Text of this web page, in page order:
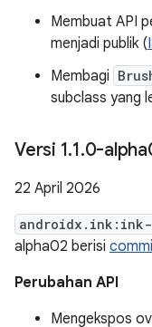
Membuat API
menjadi publik (
Membagi
subclass yang
Versi 1.1.0-
22 April 2026
alpha02 berisi
Perubahan API
Mengekspos